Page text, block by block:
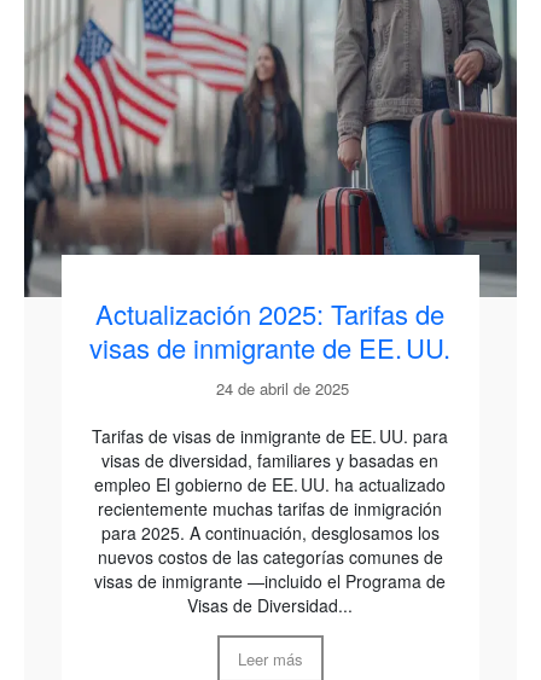
Actualización 2025: Tarifas de
visas de inmigrante de EE. UU.
24 de abril de 2025
Tarifas de visas de inmigrante de EE. UU. para
visas de diversidad, familiares y basadas en
empleo El gobierno de EE. UU. ha actualizado
recientemente muchas tarifas de inmigración
para 2025. A continuación, desglosamos los
nuevos costos de las categorías comunes de
visas de inmigrante —incluido el Programa de
Visas de Diversidad...
Leer más